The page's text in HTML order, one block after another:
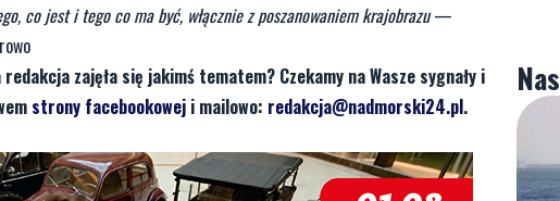
co jest i tego co ma być, włącznie z poszanowaniem krajobrazu—
zajęła się jakimś tematem? Czekamy na Wasze sygnały i
strony facebookowej i mailowo: redakcja@nadmorski24.pl.